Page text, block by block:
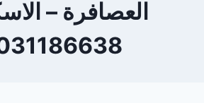
العصافرة –